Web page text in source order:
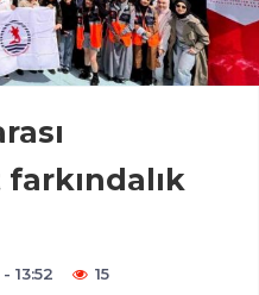
13:52 15